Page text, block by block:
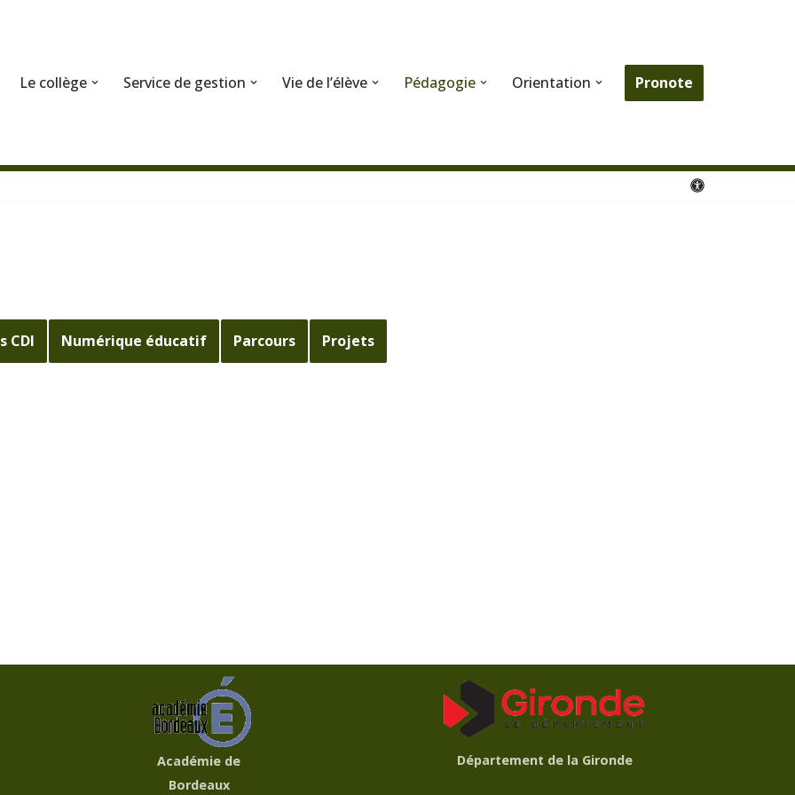
Le collège Service de gestion Vie de l’élève Pédagogie Orientation Pronote
CDI Numérique éducatif Parcours Projets
Académie de
Bordeaux
Département de la Gironde